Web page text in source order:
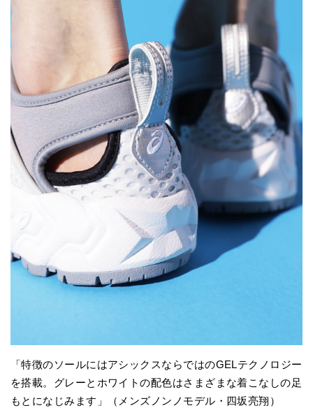
「特徴のソールにはアシックスならではのGELテクノロジー
を搭載。グレーとホワイトの配色はさまざまな着こなしの足
もとになじみます」（メンズノンノモデル・四坂亮翔）